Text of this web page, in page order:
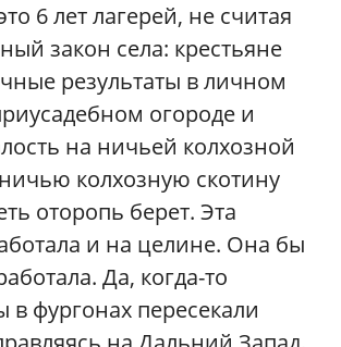
6 лет лагерей, не считая
закон села: крестьяне
результаты в личном
огороде и
на ничьей колхозной
колхозную скотину
оторопь берет. Эта
и на целине. Она бы
Да, когда-то
фургонах пересекали